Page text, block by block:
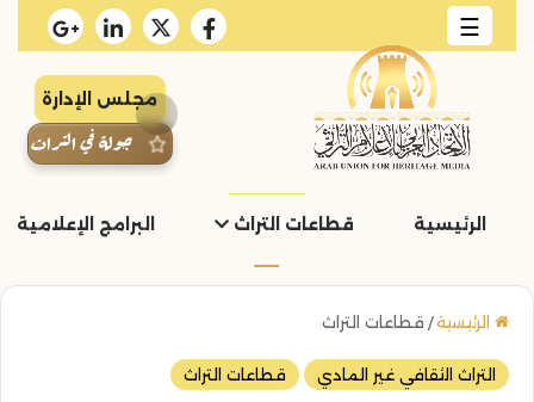
☰
مجلس الإدارة
جولة في التراث
الرئيسية قطاعات التراث البرامج الإعلامية
الرئيسية/ قطاعات التراث
التراث الثقافي غير المادي قطاعات التراث